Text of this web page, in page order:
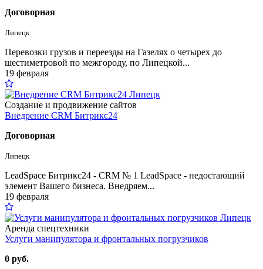
Договорная
Липецк
Перевозки грузов и переезды на Газелях о четырех до
шестиметровой по межгороду, по Липецкой...
19 февраля
Создание и продвижение сайтов
Внедрение CRM Битрикс24
Договорная
Липецк
LeadSpace Битрикс24 - CRM № 1 LeadSpace - недостающий
элемент Вашего бизнеса. Внедряем...
19 февраля
Аренда спецтехники
Услуги манипулятора и фронтальных погрузчиков
0 руб.